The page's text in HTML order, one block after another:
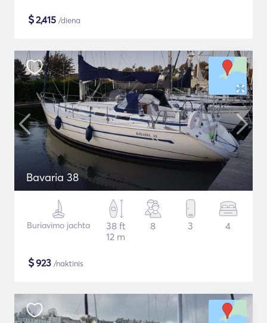
$2,415 /diena
Bavaria 38
Buriavimo jachta
38 ft
12 m
8 3 4
$923 /naktinis